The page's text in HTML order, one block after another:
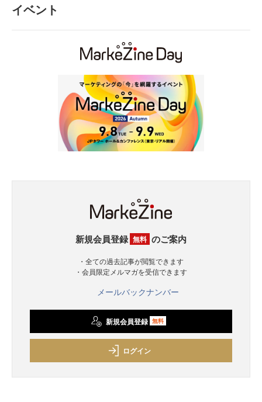
イベント
新規会員登録 無料 のご案内
・全ての過去記事が閲覧できます
・会員限定メルマガを受信できます
メールバックナンバー
新規会員登録 無料
ログイン